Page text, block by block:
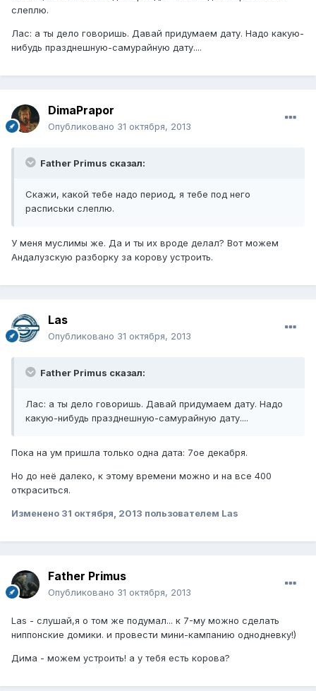
слеплю.
Лас: а ты дело говоришь. Давай придумаем дату. Надо какую-
нибудь празднешную-самурайную дату....
DimaPrapor
Опубликовано 31 октября, 2013
Father Primus сказал:
Скажи, какой тебе надо период, я тебе под него
расписьки слеплю.
У меня муслимы же. Да и ты их вроде делал? Вот можем
Андалузскую разборку за корову устроить.
Las
Опубликовано 31 октября, 2013
Father Primus сказал:
Лас: а ты дело говоришь. Давай придумаем дату. Надо
какую-нибудь празднешную-самурайную дату....
Пока на ум пришла только одна дата: 7ое декабря.
Но до неё далеко, к этому времени можно и на все 400
откраситься.
Изменено 31 октября, 2013 пользователем Las
Father Primus
Опубликовано 31 октября, 2013
Las - слушай,я о том же подумал... к 7-му можно сделать
ниппонские домики. и провести мини-кампанию однодневку!)
Дима - можем устроить! а у тебя есть корова?